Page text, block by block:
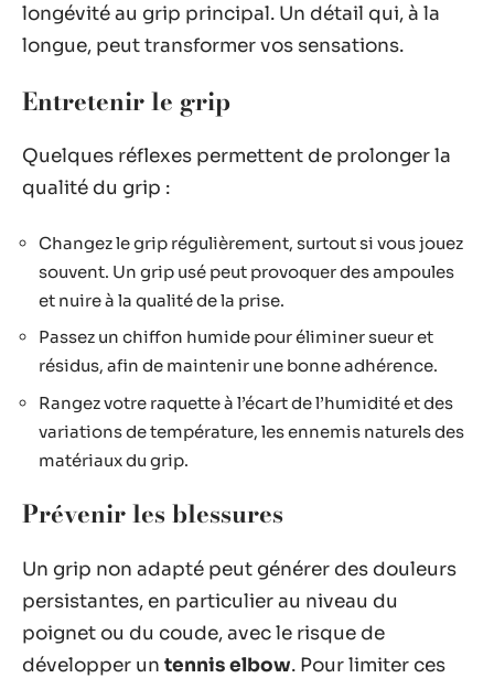
longévité au grip principal. Un détail qui, à la
longue, peut transformer vos sensations.
Entretenir le grip
Quelques réflexes permettent de prolonger la
qualité du grip :
Changez le grip régulièrement, surtout si vous jouez
souvent. Un grip usé peut provoquer des ampoules
et nuire à la qualité de la prise.
Passez un chiffon humide pour éliminer sueur et
résidus, afin de maintenir une bonne adhérence.
Rangez votre raquette à l’écart de l’humidité et des
variations de température, les ennemis naturels des
matériaux du grip.
Prévenir les blessures
Un grip non adapté peut générer des douleurs
persistantes, en particulier au niveau du
poignet ou du coude, avec le risque de
développer un tennis elbow. Pour limiter ces